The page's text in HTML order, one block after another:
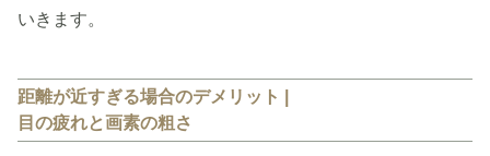
いきます。
距離が近すぎる場合のデメリット |
目の疲れと画素の粗さ